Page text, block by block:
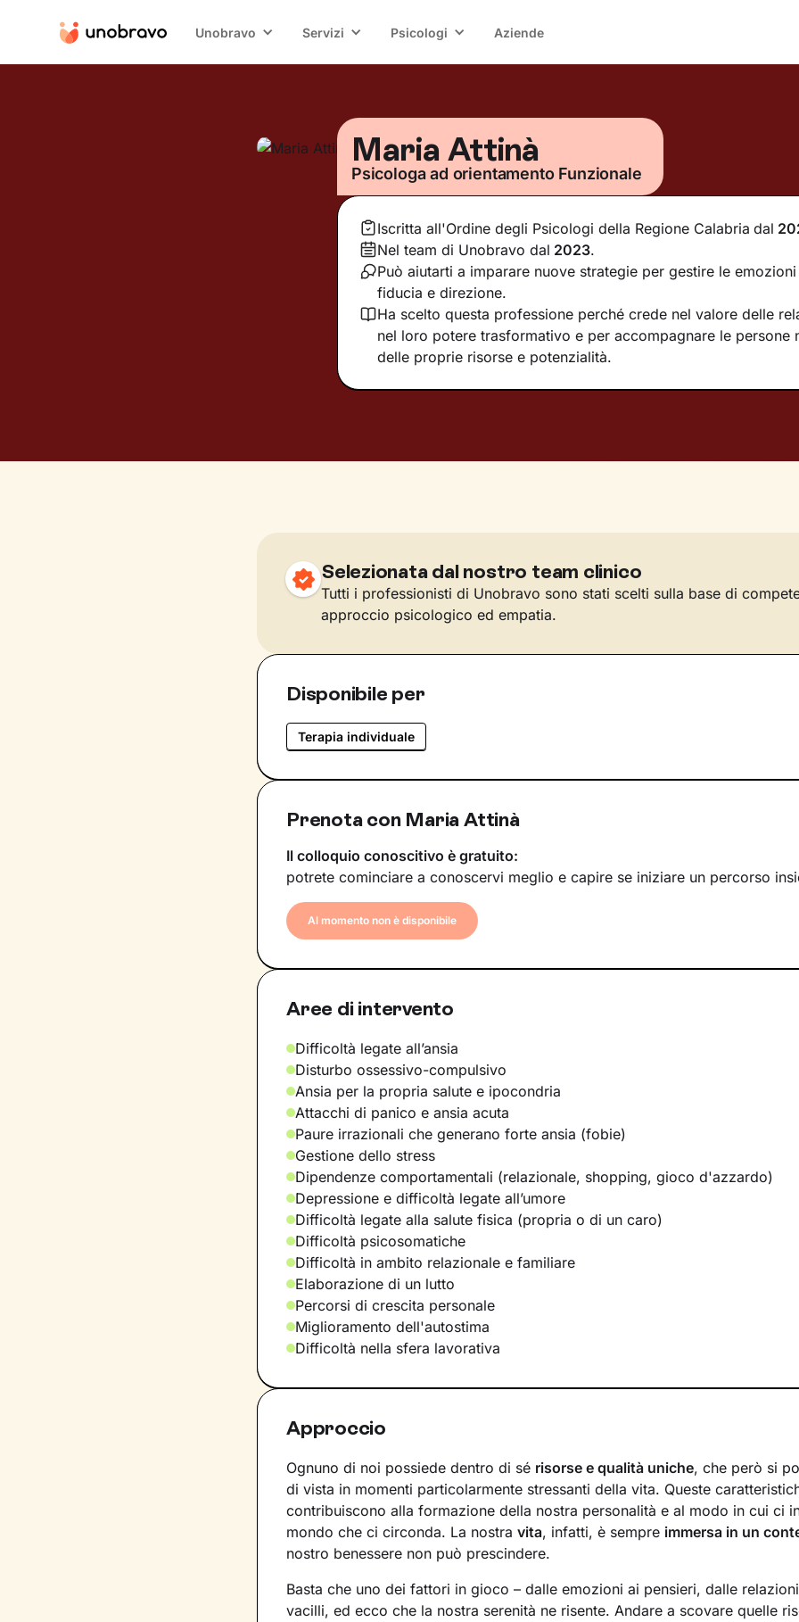
Unobravo Servizi Psicologi Aziende
Maria Attinà
Psicologa ad orientamento Funzionale
Iscritta all'Ordine degli Psicologi della Regione Calabria dal
Nel team di Unobravo dal 2023.
Può aiutarti a imparare nuove strategie per gestire le
fiducia e direzione.
Ha scelto questa professione perché crede nel valore delle
nel loro potere trasformativo e per accompagnare le persone
delle proprie risorse e potenzialità.
Selezionata dal nostro team clinico
Tutti i professionisti di Unobravo sono stati scelti sulla base di
approccio psicologico ed empatia.
Disponibile per
Terapia individuale
Prenota con Maria Attinà
Il colloquio conoscitivo è gratuito:
potrete cominciare a conoscervi meglio e capire se iniziare un percorso
Al momento non è disponibile
Aree di intervento
Difficoltà legate all’ansia
Disturbo ossessivo-compulsivo
Ansia per la propria salute e ipocondria
Attacchi di panico e ansia acuta
Paure irrazionali che generano forte ansia (fobie)
Gestione dello stress
Dipendenze comportamentali (relazionale, shopping, gioco d'azzardo)
Depressione e difficoltà legate all’umore
Difficoltà legate alla salute fisica (propria o di un caro)
Difficoltà psicosomatiche
Difficoltà in ambito relazionale e familiare
Elaborazione di un lutto
Percorsi di crescita personale
Miglioramento dell'autostima
Difficoltà nella sfera lavorativa
Approccio
Ognuno di noi possiede dentro di sé risorse e qualità uniche, che però si
di vista in momenti particolarmente stressanti della vita. Queste
contribuiscono alla formazione della nostra personalità e al modo in cui ci
mondo che ci circonda. La nostra vita, infatti, è sempre immersa in un
nostro benessere non può prescindere.
Basta che uno dei fattori in gioco – dalle emozioni ai pensieri, dalle
vacilli, ed ecco che la nostra serenità ne risente. Andare a scovare quelle